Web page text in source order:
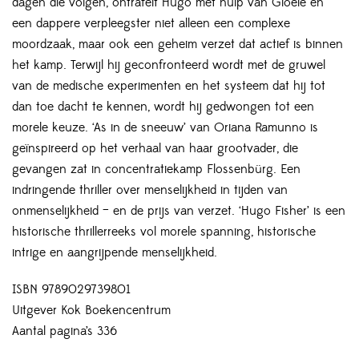
een dappere verpleegster niet alleen een complexe
moordzaak, maar ook een geheim verzet dat actief is binnen
het kamp. Terwijl hij geconfronteerd wordt met de gruwel
van de medische experimenten en het systeem dat hij tot
dan toe dacht te kennen, wordt hij gedwongen tot een
morele keuze. ‘As in de sneeuw’ van Oriana Ramunno is
geïnspireerd op het verhaal van haar grootvader, die
gevangen zat in concentratiekamp Flossenbürg. Een
indringende thriller over menselijkheid in tijden van
onmenselijkheid – en de prijs van verzet. ‘Hugo Fisher’ is een
historische thrillerreeks vol morele spanning, historische
intrige en aangrijpende menselijkheid.
ISBN 9789029739801
Uitgever Kok Boekencentrum
Aantal pagina’s 336